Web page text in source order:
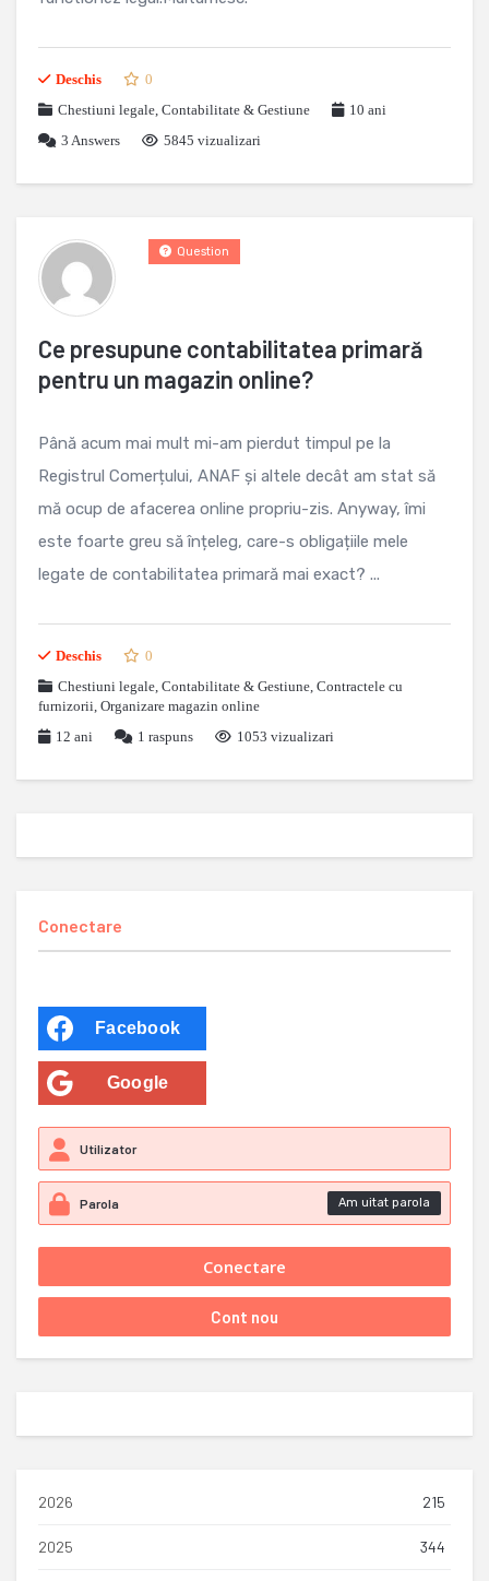
Deschis
0
Chestiuni legale, Contabilitate & Gestiune
10 ani
3 Answers 5845 vizualizari
Ce presupune contabilitatea primară
pentru un magazin online?
Question
Până acum mai mult mi-am pierdut timpul pe la
Registrul Comerțului, ANAF și altele decât am stat să
mă ocup de afacerea online propriu-zis. Anyway, îmi
este foarte greu să înțeleg, care-s obligațiile mele
legate de contabilitatea primară mai exact? ...
Deschis
0
Chestiuni legale, Contabilitate & Gestiune, Contractele cu
furnizorii, Organizare magazin online
12 ani
1 raspuns 1053 vizualizari
Conectare
Facebook
Google
Am uitat parola
2026 215
2025 344